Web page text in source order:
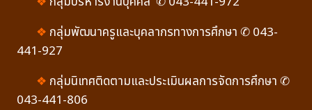
❖ กลุ่มพัฒนาครูและบุคลากรทางการศึกษา ✆ 043-
441-927
❖ กลุ่มนิเทศติดตามและประเมินผลการจัดการศึกษา ✆
043-441-806